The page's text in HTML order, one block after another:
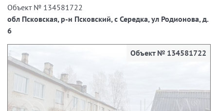
Объект № 134581722
обл Псковская, р-н Псковский, с Середка, ул Родионова, д.
6
Объект № 134581722